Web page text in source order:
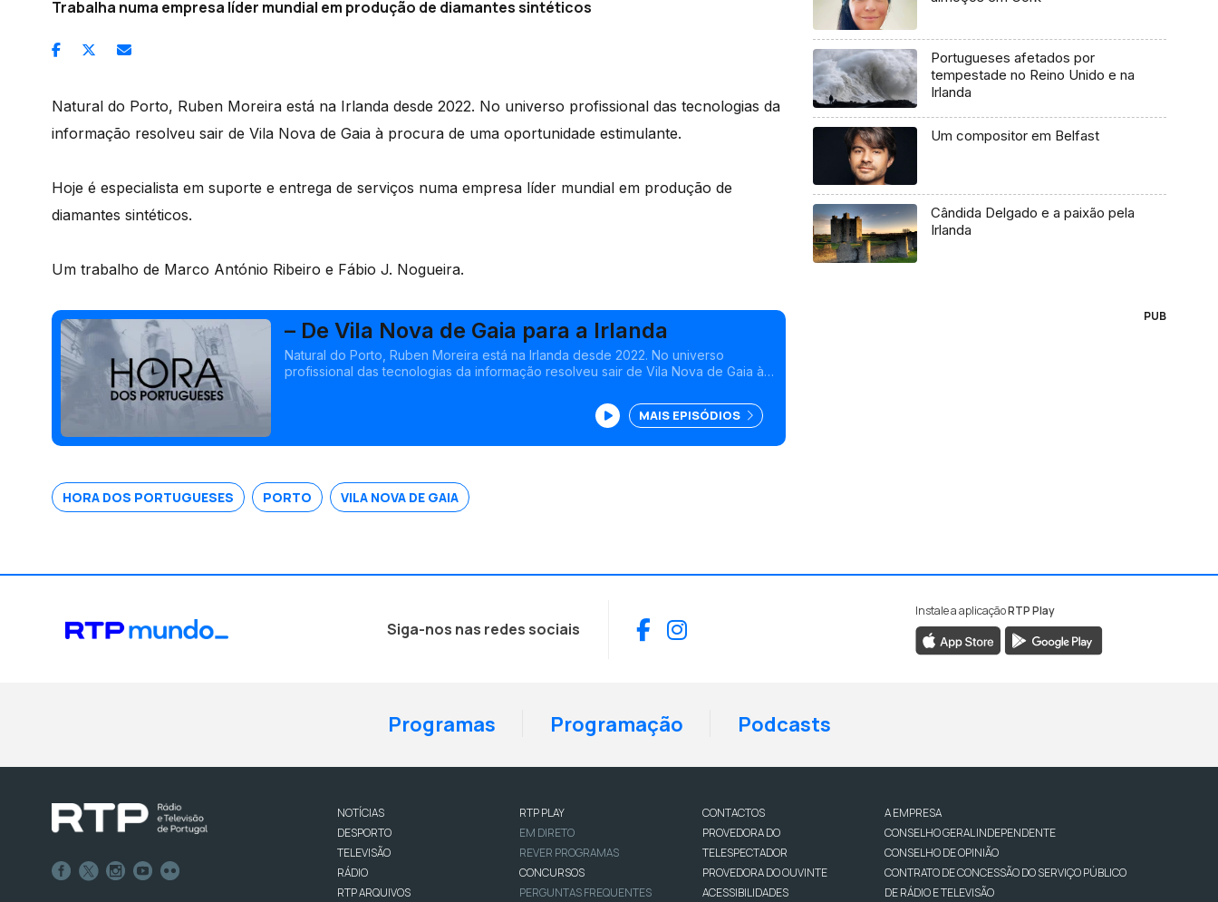
Trabalha numa empresa líder mundial em produção de diamantes sintéticos
Natural do Porto, Ruben Moreira está na Irlanda desde 2022. No universo profissional das tecnologias da
informação resolveu sair de Vila Nova de Gaia à procura de uma oportunidade estimulante.
Hoje é especialista em suporte e entrega de serviços numa empresa líder mundial em produção de
diamantes sintéticos.
Um trabalho de Marco António Ribeiro e Fábio J. Nogueira.
– De Vila Nova de Gaia para a Irlanda
Natural do Porto, Ruben Moreira está na Irlanda desde 2022. No universo
profissional das tecnologias da informação resolveu sair de Vila Nova de Gaia à
MAIS EPISÓDIOS
HORA DOS PORTUGUESES PORTO VILA NOVA DE GAIA
Portugueses afetados por
tempestade no Reino Unido e na
Irlanda
Um compositor em Belfast
Cândida Delgado e a paixão pela
Irlanda
PUB
Siga-nos nas redes sociais Facebook
Instagram
Instale a aplicaçãoRTP Play
Programas Programação Podcasts
NOTÍCIAS
DESPORTO
TELEVISÃO
RÁDIO
RTP ARQUIVOS
RTP PLAY
EM DIRETO
REVER PROGRAMAS
CONCURSOS
PERGUNTAS FREQUENTES
CONTACTOS
PROVEDORA DO
TELESPECTADOR
PROVEDORA DO OUVINTE
ACESSIBILIDADES
A EMPRESA
CONSELHO GERAL INDEPENDENTE
CONSELHO DE OPINIÃO
CONTRATO DE CONCESSÃO DO SERVIÇO PÚBLICO
DE RÁDIO E TELEVISÃO